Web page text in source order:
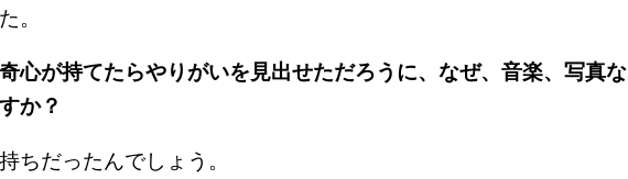
。
心が持てたらやりがいを見出せただろうに、なぜ、音楽、写真な
か？
ちだったんでしょう。